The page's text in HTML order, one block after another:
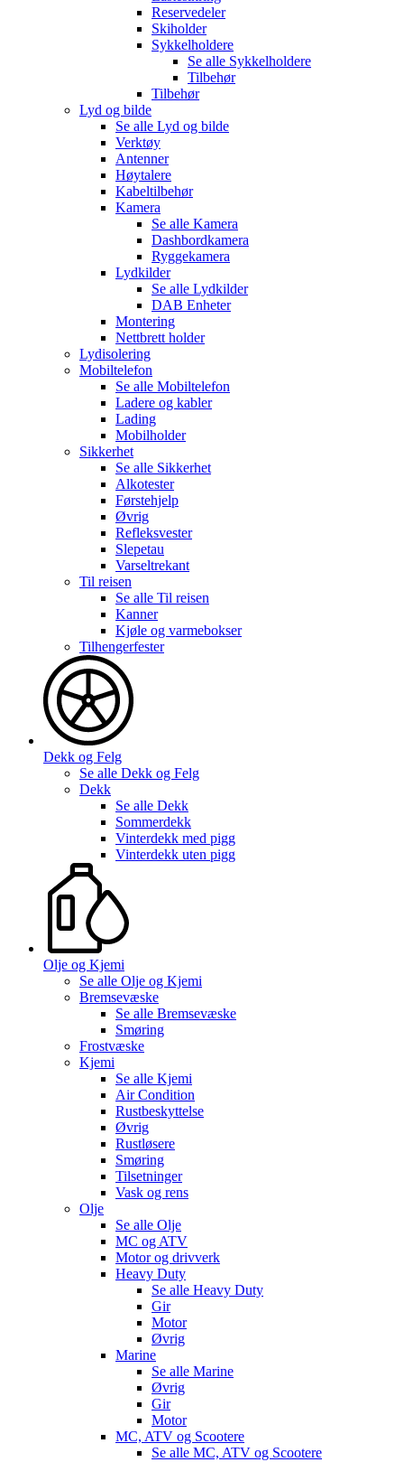
Reservedeler
Skiholder
Sykkelholdere
Se alle Sykkelholdere
Tilbehør
Tilbehør
Lyd og bilde
Se alle Lyd og bilde
Verktøy
Antenner
Høytalere
Kabeltilbehør
Kamera
Se alle Kamera
Dashbordkamera
Ryggekamera
Lydkilder
Se alle Lydkilder
DAB Enheter
Montering
Nettbrett holder
Lydisolering
Mobiltelefon
Se alle Mobiltelefon
Ladere og kabler
Lading
Mobilholder
Sikkerhet
Se alle Sikkerhet
Alkotester
Førstehjelp
Øvrig
Refleksvester
Slepetau
Varseltrekant
Til reisen
Se alle Til reisen
Kanner
Kjøle og varmebokser
Tilhengerfester
Dekk og Felg
Se alle Dekk og Felg
Dekk
Se alle Dekk
Sommerdekk
Vinterdekk med pigg
Vinterdekk uten pigg
Olje og Kjemi
Se alle Olje og Kjemi
Bremsevæske
Se alle Bremsevæske
Smøring
Frostvæske
Kjemi
Se alle Kjemi
Air Condition
Rustbeskyttelse
Øvrig
Rustløsere
Smøring
Tilsetninger
Vask og rens
Olje
Se alle Olje
MC og ATV
Motor og drivverk
Heavy Duty
Se alle Heavy Duty
Gir
Motor
Øvrig
Marine
Se alle Marine
Øvrig
Gir
Motor
MC, ATV og Scootere
Se alle MC, ATV og Scootere